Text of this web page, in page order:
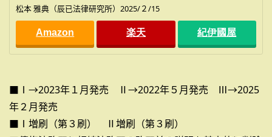
松本 雅典（辰已法律研究所）2025/２/15
Amazon 楽天 紀伊國屋
■Ⅰ→2023年１月発売 Ⅱ→2022年５月発売 Ⅲ→2025
年２月発売
■Ⅰ増刷（第３刷） Ⅱ増刷（第３刷）